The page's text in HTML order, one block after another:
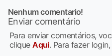
Nenhum comentario!
Enviar comentário
Para enviar comentários,
cliqueAqui. Para fazer